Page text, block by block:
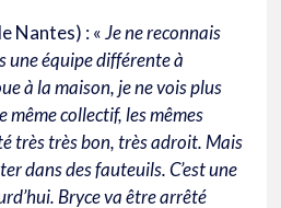
Nantes) : «Je ne reconnais
une équipe différente à
à la maison, je ne vois plus
même collectif, les mêmes
très très bon, très adroit. Mais
dans des fauteuils. C’est une
Bryce va être arrêté